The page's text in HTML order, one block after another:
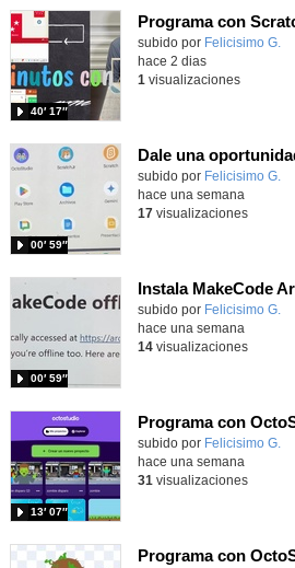
Contenido educativo.
subido por Felicisimo G.
40′ 17″
hace 2 dias
1 visualizaciones
Contenido educativo.
subido por Felicisimo G.
00′ 59″
hace una semana
17visualizaciones
Contenido educativo.
subido por Felicisimo G.
00′ 59″
hace una semana
14visualizaciones
Contenido educativo.
subido por Felicisimo G.
13′ 07″
hace una semana
31 visualizaciones